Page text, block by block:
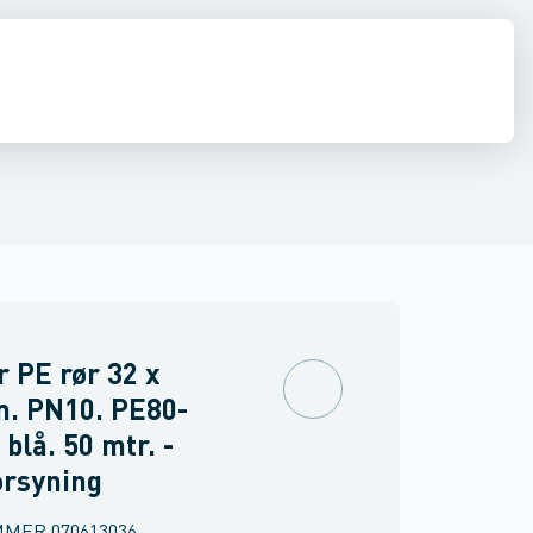
PE rør 32 x
PN10. PE80-
blå. 50 mtr. -